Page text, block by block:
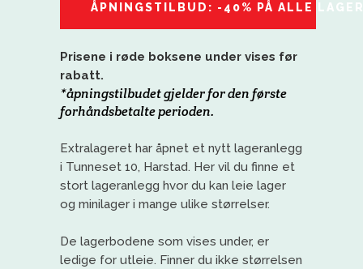
ÅPNINGSTILBUD: -40% PÅ ALLE
Prisene i røde boksene under vises før
rabatt.
*åpningstilbudet gjelder for den første
forhåndsbetalte perioden.
Extralageret har åpnet et nytt lageranlegg
i Tunneset 10, Harstad. Her vil du finne et
stort lageranlegg hvor du kan leie lager
og minilager i mange ulike størrelser.
De lagerbodene som vises under, er
ledige for utleie. Finner du ikke størrelsen